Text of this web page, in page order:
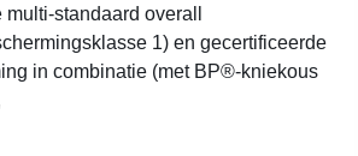
standaard overall
1) en gecertificeerde
in combinatie (met BP®-kniekous